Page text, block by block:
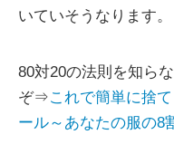
いていそうなります。
80対20の法則を知ら
ぞ⇒これで簡単に捨
ール～あなたの服の8